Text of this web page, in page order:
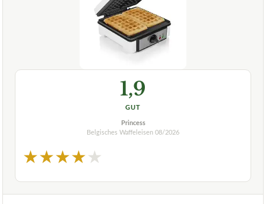
1,9
GUT
Princess
Belgisches Waffeleisen 08/2026
★★★★★